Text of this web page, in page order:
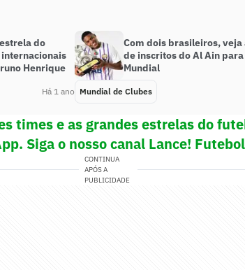
do
Henrique
Há 1 ano
Com dois brasileiros, veja
de inscritos do Al Ain para
Mundial
Mundial de Clubes
times e as grandes estrelas do
Siga o nosso canal Lance!
CONTINUA
APÓS A
PUBLICIDADE